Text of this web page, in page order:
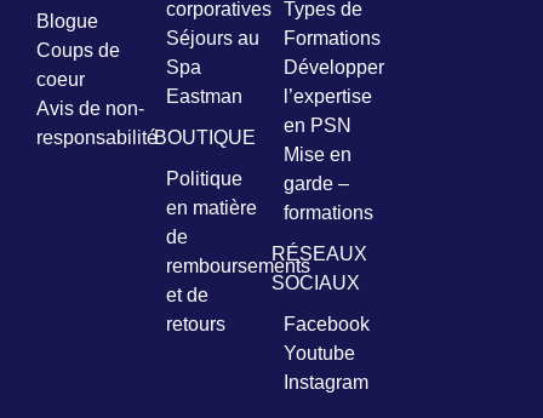
Blogue
Coups de
coeur
Avis de non-
responsabilité
corporatives
Séjours au
Spa
Eastman
BOUTIQUE
Politique
en matière
de
remboursements
et de
retours
Types de
Formations
Développer
l’expertise
en PSN
Mise en
garde –
formations
RÉSEAUX
SOCIAUX
Facebook
Youtube
Instagram
Courriel
Vous
pourrez
vous